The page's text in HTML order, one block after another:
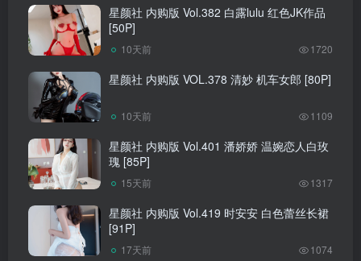
星颜社 内购版 Vol.382 白露lulu 红色JK作品
[50P]
10天前 1720
星颜社 内购版 VOL.378 清妙 机车女郎 [80P]
10天前 1109
星颜社 内购版 Vol.401 潘娇娇 温婉恋人白玫
瑰 [85P]
15天前 1317
星颜社 内购版 Vol.419 时安安 白色蕾丝长裙
[91P]
17天前 1074